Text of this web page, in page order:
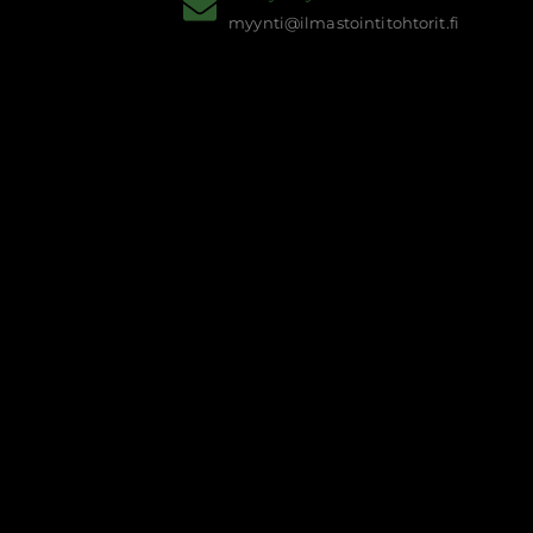
myynti@ilmastointitohtorit.fi